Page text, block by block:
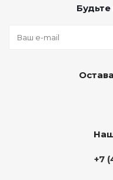
Будьте
+7